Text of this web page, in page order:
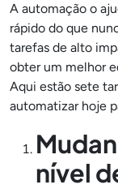
A automação o
rápido do que
tarefas de alto
obter um melhor
Aqui estão sete
automatizar hoje
nível